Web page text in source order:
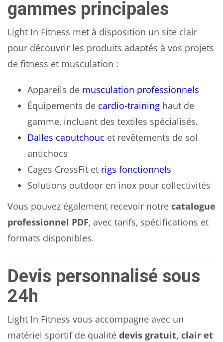
gammes principales
Light In Fitness met à disposition un site clair
pour découvrir les produits adaptés à vos projets
de fitness et musculation :
Appareils de musculation professionnels
Équipements de cardio-training haut de
gamme, incluant des textiles spécialisés.
Dalles caoutchouc et revêtements de sol
antichocs
Cages CrossFit et rigs fonctionnels
Solutions outdoor en inox pour collectivités
Vous pouvez également recevoir notre catalogue
professionnel PDF, avec tarifs, spécifications et
formats disponibles.
Devis personnalisé sous
24h
Light In Fitness vous accompagne avec un
matériel sportif de qualité devis gratuit, clair et